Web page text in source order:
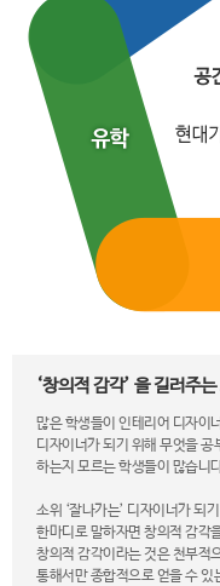
‘창의적 감각’ 을 길러주
많은 학생들이 인테리어 디자이
디자이너가 되기 위해 무엇을
하는지 모르는 학생들이 많습니
소위 ‘잘나가는’ 디자이너가 되
한마디로 말하자면 창의적 감각
창의적 감각이라는 것은 천부적
통해서만 종합적으로 얻을 수 있